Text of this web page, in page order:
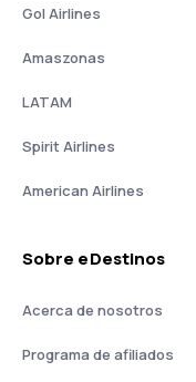
Gol Airlines
Amaszonas
LATAM
Spirit Airlines
American Airlines
Sobre eDestinos
Acerca de nosotros
Programa de afiliados